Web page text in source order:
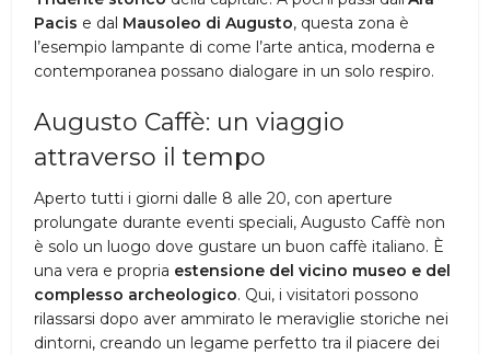
Pacis e dal Mausoleo di Augusto, questa zona è
l’esempio lampante di come l’arte antica, moderna e
contemporanea possano dialogare in un solo respiro.
Augusto Caffè: un viaggio
attraverso il tempo
Aperto tutti i giorni dalle 8 alle 20, con aperture
prolungate durante eventi speciali, Augusto Caffè non
è solo un luogo dove gustare un buon caffè italiano. È
una vera e propria estensione del vicino museo e del
complesso archeologico. Qui, i visitatori possono
rilassarsi dopo aver ammirato le meraviglie storiche nei
dintorni, creando un legame perfetto tra il piacere dei